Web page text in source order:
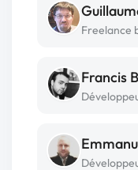
Freelance
Francis